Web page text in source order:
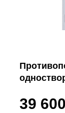
заказ
39 600